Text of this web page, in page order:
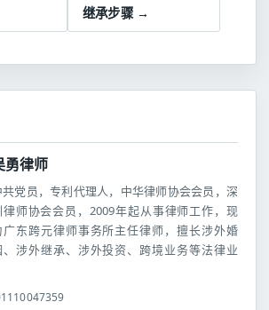
继承步骤 →
勇律师
共党员，专利代理人，中华律师协会会员，深
律师协会会员，2009年起从事律师工作，现
广东跨元律师事务所主任律师，擅长涉外婚
、涉外继承、涉外投资、跨境业务等法律业